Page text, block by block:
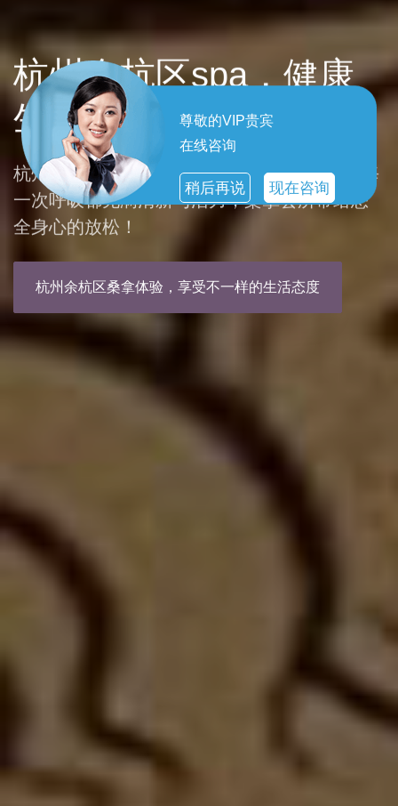
尊敬的VIP贵宾
在线咨询
稍后再说 现在咨询
杭州余杭区spa，健康
生活每一天！
杭州余杭区spa，您的私人放松天堂。让您的每
一次呼吸都充满清新与活力，桑拿会所带给您
全身心的放松！
杭州余杭区桑拿体验，享受不一样的生活态度